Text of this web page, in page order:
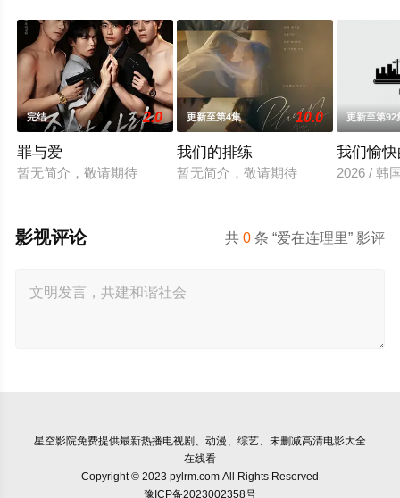
完结 2.0
罪与爱
暂无简介，敬请期待
更新至第4集 10.0
我们的排练
暂无简介，敬请期待
更新至第92
我们愉
2026 / 韩
共0 条 “爱在连理里” 影评
影视评论
星空影院免费提供最新热播电视剧、动漫、综艺、未删减高清电影大全
在线看
Copyright © 2023 pylrm.com All Rights Reserved
豫ICP备2023002358号